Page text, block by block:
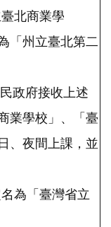
北商業學
「州立臺北第二
政府接收上述
業學校」、「臺
、夜間上課，並
為「臺灣省立